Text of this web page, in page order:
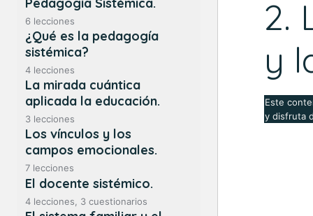
Presentación.
en Pedagogía Sistémica®.
Contenidos de los módulos,
ponentes y fechas.
Actividades programadas.
Bibliografía.
6 lecciones
¿Qué es la pedagogía
sistémica?
1. ¿Qué es la Pedagogía
Sistémica con el enfoque de
Bert Hellinger?
2. La Pedagogía Sistémica
Cudec® en el mundo. Una
cronología.
3. Principales referentes
educativos.
4 lecciones
La mirada cuántica
aplicada la educación.
Paradigmas científicos.
Pensamiento lineal y sistémico.
Relación existente entre el
modelo cuántico y el sistémico-
fenomenológico.
3 lecciones
Los vínculos y los
campos emocionales.
Los vínculos: definición.
7 lecciones
El docente sistémico.
4 lecciones, 3 cuestionarios
2.
y
Este
y disfruta